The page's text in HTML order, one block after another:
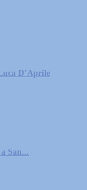
D’Aprile
San...